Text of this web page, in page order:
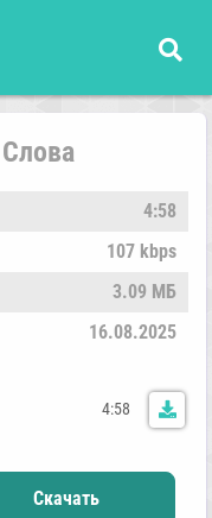
4:58
107 kbps
3.09 МБ
16.08.2025
4:58
Скачать